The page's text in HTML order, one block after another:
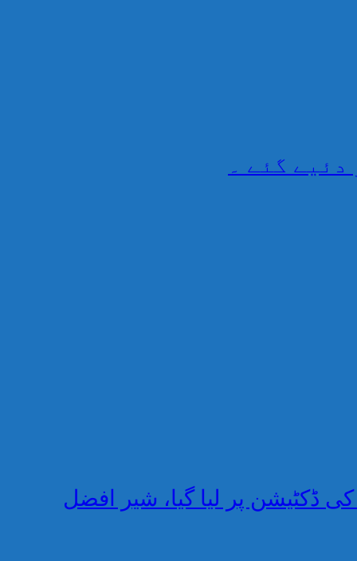
ڈکٹیشن پر لیا گیا، شیر افضل